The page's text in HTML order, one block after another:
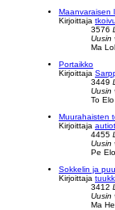
Maanvaraisen
Kirjoittaja
3576
Uusin
Ma
Portaikko
Kirjoittaja
3449
Uusin
To
Muurahaisten
Kirjoittaja
4455
Uusin
Pe
Sokkelin ja
Kirjoittaja
3412
Uusin
Ma